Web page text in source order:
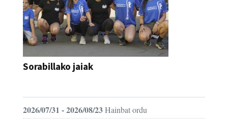
Sorabillako jaiak
2026/07/31 - 2026/08/23Hainbat ordu